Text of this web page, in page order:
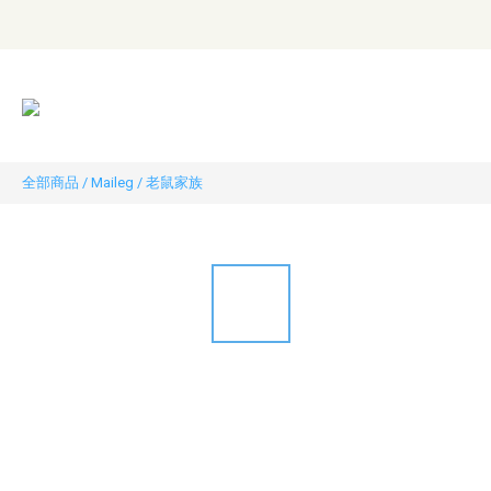
全部商品 / Maileg / 老鼠家族